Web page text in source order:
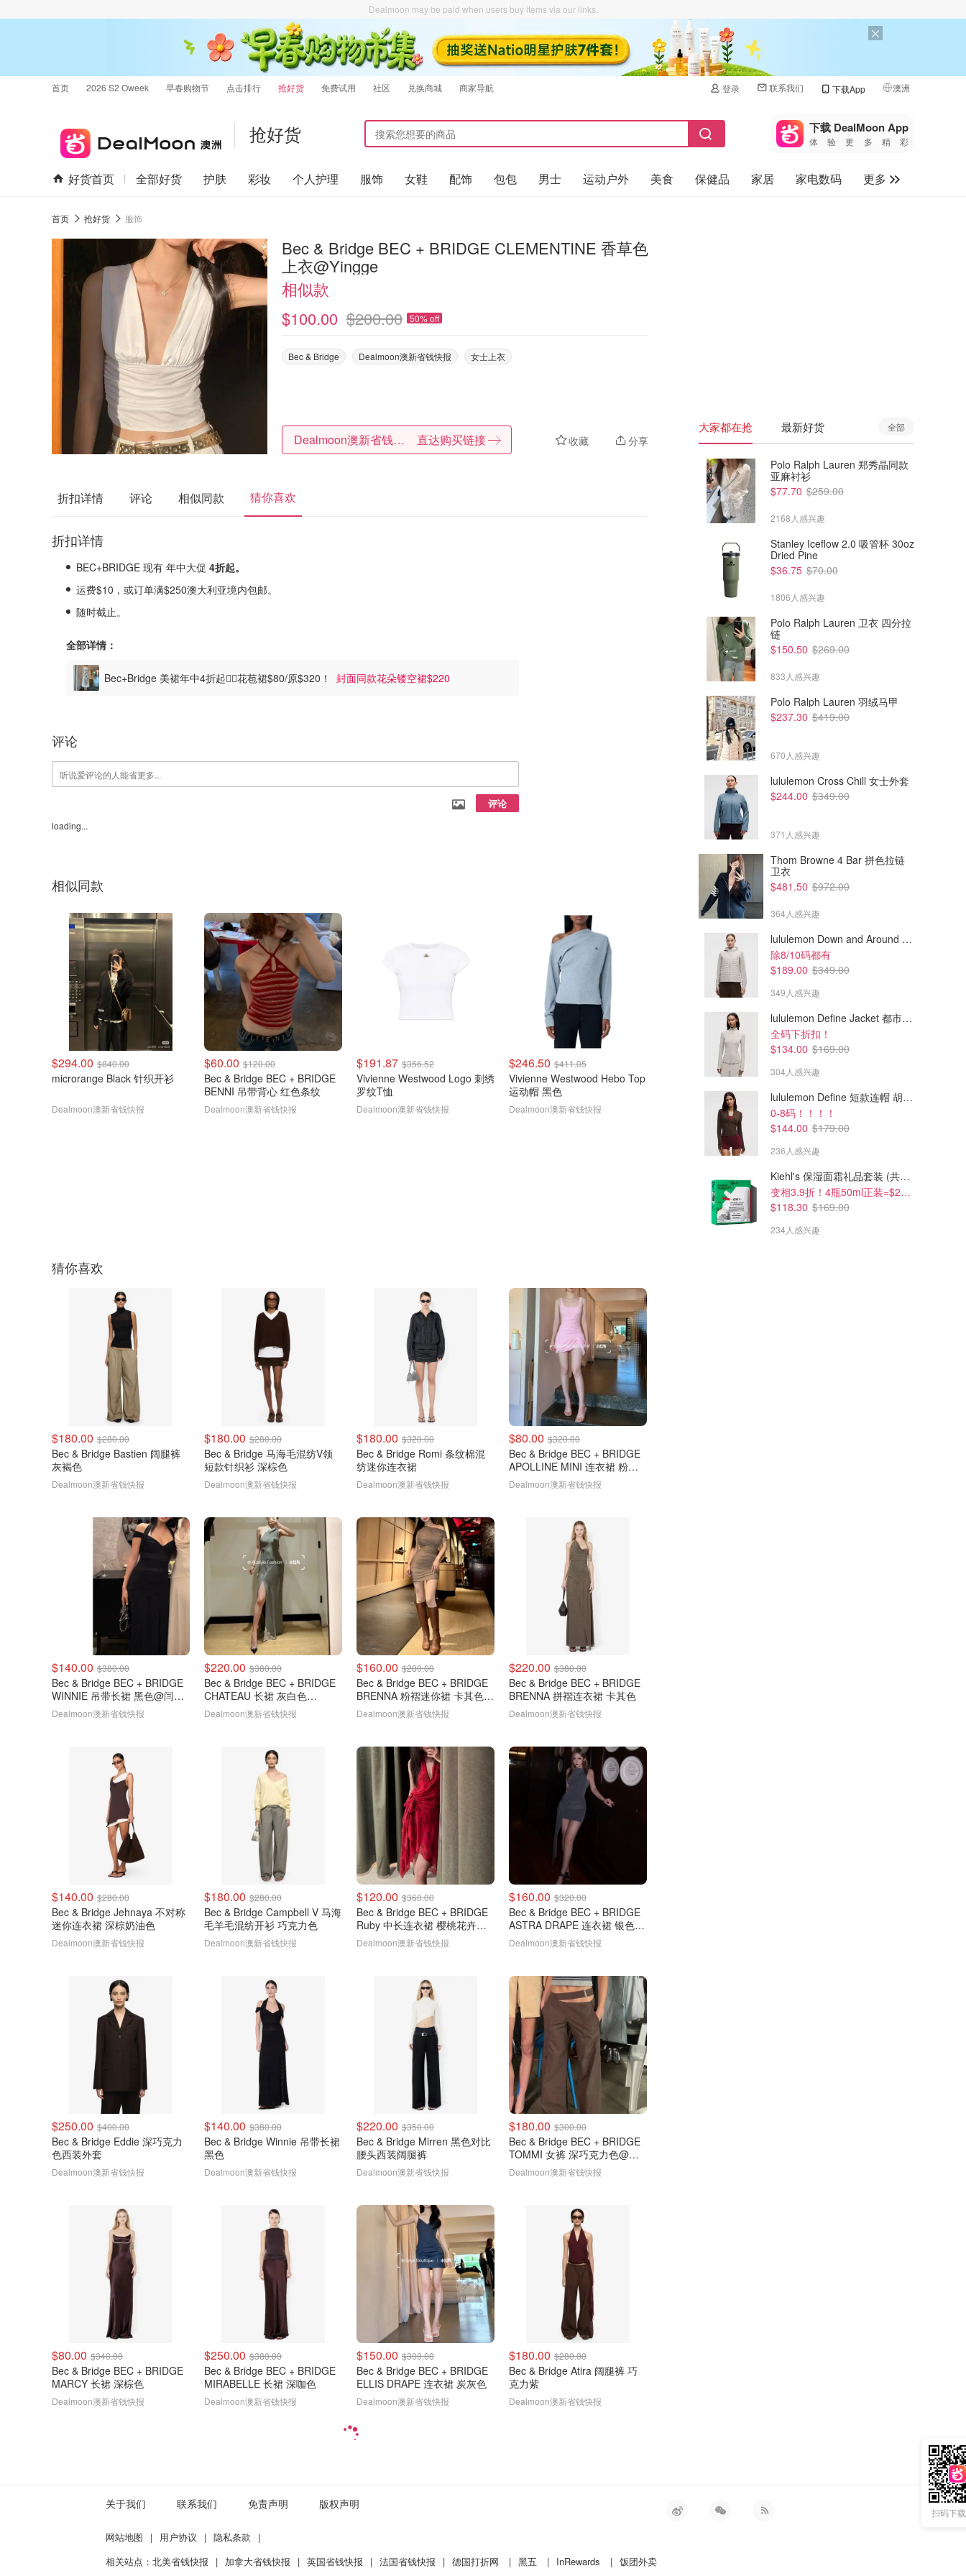
Dealmoon may be paid when users buy items via our links.
首页 2026 S2 Oweek 早春购物节 点击排行 抢好货 免费试用 社区 兑换商城 商家导航 登录 联系我们 下载App 澳洲
🇺🇸
🇨🇳 中国
🇨🇦加拿大
抢好货 下载 DealMoon App
体验更多精彩
好货首页 全部好货 护肤 彩妆 个人护理 服饰 女鞋 配饰 包包 男士 运动户外 美食 保健品 家居 家电数码
更多
首页 抢好货 服饰
Bec & Bridge BEC + BRIDGE CLEMENTINE 香草色
上衣@Yingge
相似款
$100.00 $200.00 50% off
Bec & Bridge Dealmoon澳新省钱快报 女士上衣
收藏 分享
Dealmoon澳新省钱快报 直达购买链接
折扣详情 评论 相似同款 猜你喜欢
折扣详情
BEC+BRIDGE 现有 年中大促 4折起。
运费$10，或订单满$250澳大利亚境内包邮。
随时截止。
全部详情：
Bec+Bridge 美裙年中4折起❤️‍🔥花苞裙$80/原$320！ 封面同款花朵镂空裙$220
评论
评论
loading...
相似同款
$294.00 $840.00
microrange Black 针织开衫
Dealmoon澳新省钱快报
$60.00 $120.00
Bec & Bridge BEC + BRIDGE
BENNI 吊带背心 红色条纹
Dealmoon澳新省钱快报
$191.87 $356.52
Vivienne Westwood Logo 刺绣
罗纹T恤
Dealmoon澳新省钱快报
$246.50 $411.05
Vivienne Westwood Hebo Top
运动帽 黑色
Dealmoon澳新省钱快报
$320.17
Vivienne Westwood Orb 刺绣
Dealmoon澳新省钱快报
Vivienne Westwood Orb 刺绣
上衣
Dealmoon澳新省钱快报
猜你喜欢
$180.00 $280.00
Bec & Bridge Bastien 阔腿裤
灰褐色
Dealmoon澳新省钱快报
$180.00 $280.00
Bec & Bridge 马海毛混纺V领
短款针织衫 深棕色
Dealmoon澳新省钱快报
$180.00 $320.00
Bec & Bridge Romi 条纹棉混
纺迷你连衣裙
Dealmoon澳新省钱快报
$80.00 $320.00
Bec & Bridge BEC + BRIDGE
APOLLINE MINI 连衣裙 粉色
@仙女FOREVER NEW
Dealmoon澳新省钱快报
$140.00 $380.00
Bec & Bridge BEC + BRIDGE
WINNIE 吊带长裙 黑色@闫四
碗
Dealmoon澳新省钱快报
$220.00 $380.00
Bec & Bridge BEC + BRIDGE
CHATEAU 长裙 灰白色
@Austyle Fashion
Dealmoon澳新省钱快报
$160.00 $280.00
Bec & Bridge BEC + BRIDGE
BRENNA 粉褶迷你裙 卡其色
@miya在澳洲
Dealmoon澳新省钱快报
$220.00 $380.00
Bec & Bridge BEC + BRIDGE
BRENNA 拼褶连衣裙 卡其色
Dealmoon澳新省钱快报
$140.00 $280.00
Bec & Bridge Jehnaya 不对称
迷你连衣裙 深棕奶油色
Dealmoon澳新省钱快报
$180.00 $280.00
Bec & Bridge Campbell V 马海
毛羊毛混纺开衫 巧克力色
Dealmoon澳新省钱快报
$120.00 $360.00
Bec & Bridge BEC + BRIDGE
Ruby 中长连衣裙 樱桃花卉
@cheyango
Dealmoon澳新省钱快报
$160.00 $320.00
Bec & Bridge BEC + BRIDGE
ASTRA DRAPE 连衣裙 银色
@iamolivia
Dealmoon澳新省钱快报
$250.00 $400.00
Bec & Bridge Eddie 深巧克力
色西装外套
Dealmoon澳新省钱快报
$140.00 $380.00
Bec & Bridge Winnie 吊带长裙
黑色
Dealmoon澳新省钱快报
$220.00 $350.00
Bec & Bridge Mirren 黑色对比
腰头西装阔腿裤
Dealmoon澳新省钱快报
$180.00 $300.00
Bec & Bridge BEC + BRIDGE
TOMMI 女裤 深巧克力色@仙
女FOREVER NEW
Dealmoon澳新省钱快报
$80.00 $340.00
Bec & Bridge BEC + BRIDGE
MARCY 长裙 深棕色
Dealmoon澳新省钱快报
$250.00 $380.00
Bec & Bridge BEC + BRIDGE
MIRABELLE 长裙 深咖色
Dealmoon澳新省钱快报
$150.00 $300.00
Bec & Bridge BEC + BRIDGE
ELLIS DRAPE 连衣裙 炭灰色
Dealmoon澳新省钱快报
$180.00 $280.00
Bec & Bridge Atira 阔腿裤 巧
克力紫
Dealmoon澳新省钱快报
大家都在抢 最新好货 全部
Polo Ralph Lauren 郑秀晶同款
亚麻衬衫
$77.70 $259.00
2168人感兴趣
Stanley Iceflow 2.0 吸管杯 30oz
Dried Pine
$36.75 $70.00
1806人感兴趣
Polo Ralph Lauren 卫衣 四分拉
链
$150.50 $269.00
833人感兴趣
Polo Ralph Lauren 羽绒马甲
$237.30 $419.00
670人感兴趣
lululemon Cross Chill 女士外套
$244.00 $349.00
371人感兴趣
Thom Browne 4 Bar 拼色拉链
卫衣
$481.50 $972.00
364人感兴趣
lululemon Down and Around 羽绒夹克
除8/10码都有
$189.00 $349.00
349人感兴趣
lululemon Define Jacket 都市沙棕
全码下折扣！
$134.00 $169.00
304人感兴趣
lululemon Define 短款连帽 胡桃棕
0-8码！！！！
$144.00 $179.00
236人感兴趣
Kiehl's 保湿面霜礼品套装 (共200ml)
变相3.9折！4瓶50ml正装=$29/瓶
$118.30 $169.00
234人感兴趣
扫码下
关于我们 联系我们 免责声明 版权声明
网站地图 | 用户协议 | 隐私条款
|
相关站点： 北美省钱快报 | 加拿大省钱快报 | 英国省钱快报 | 法国省钱快报 | 德国打折网 | 黑五 | InRewards | 饭团外卖